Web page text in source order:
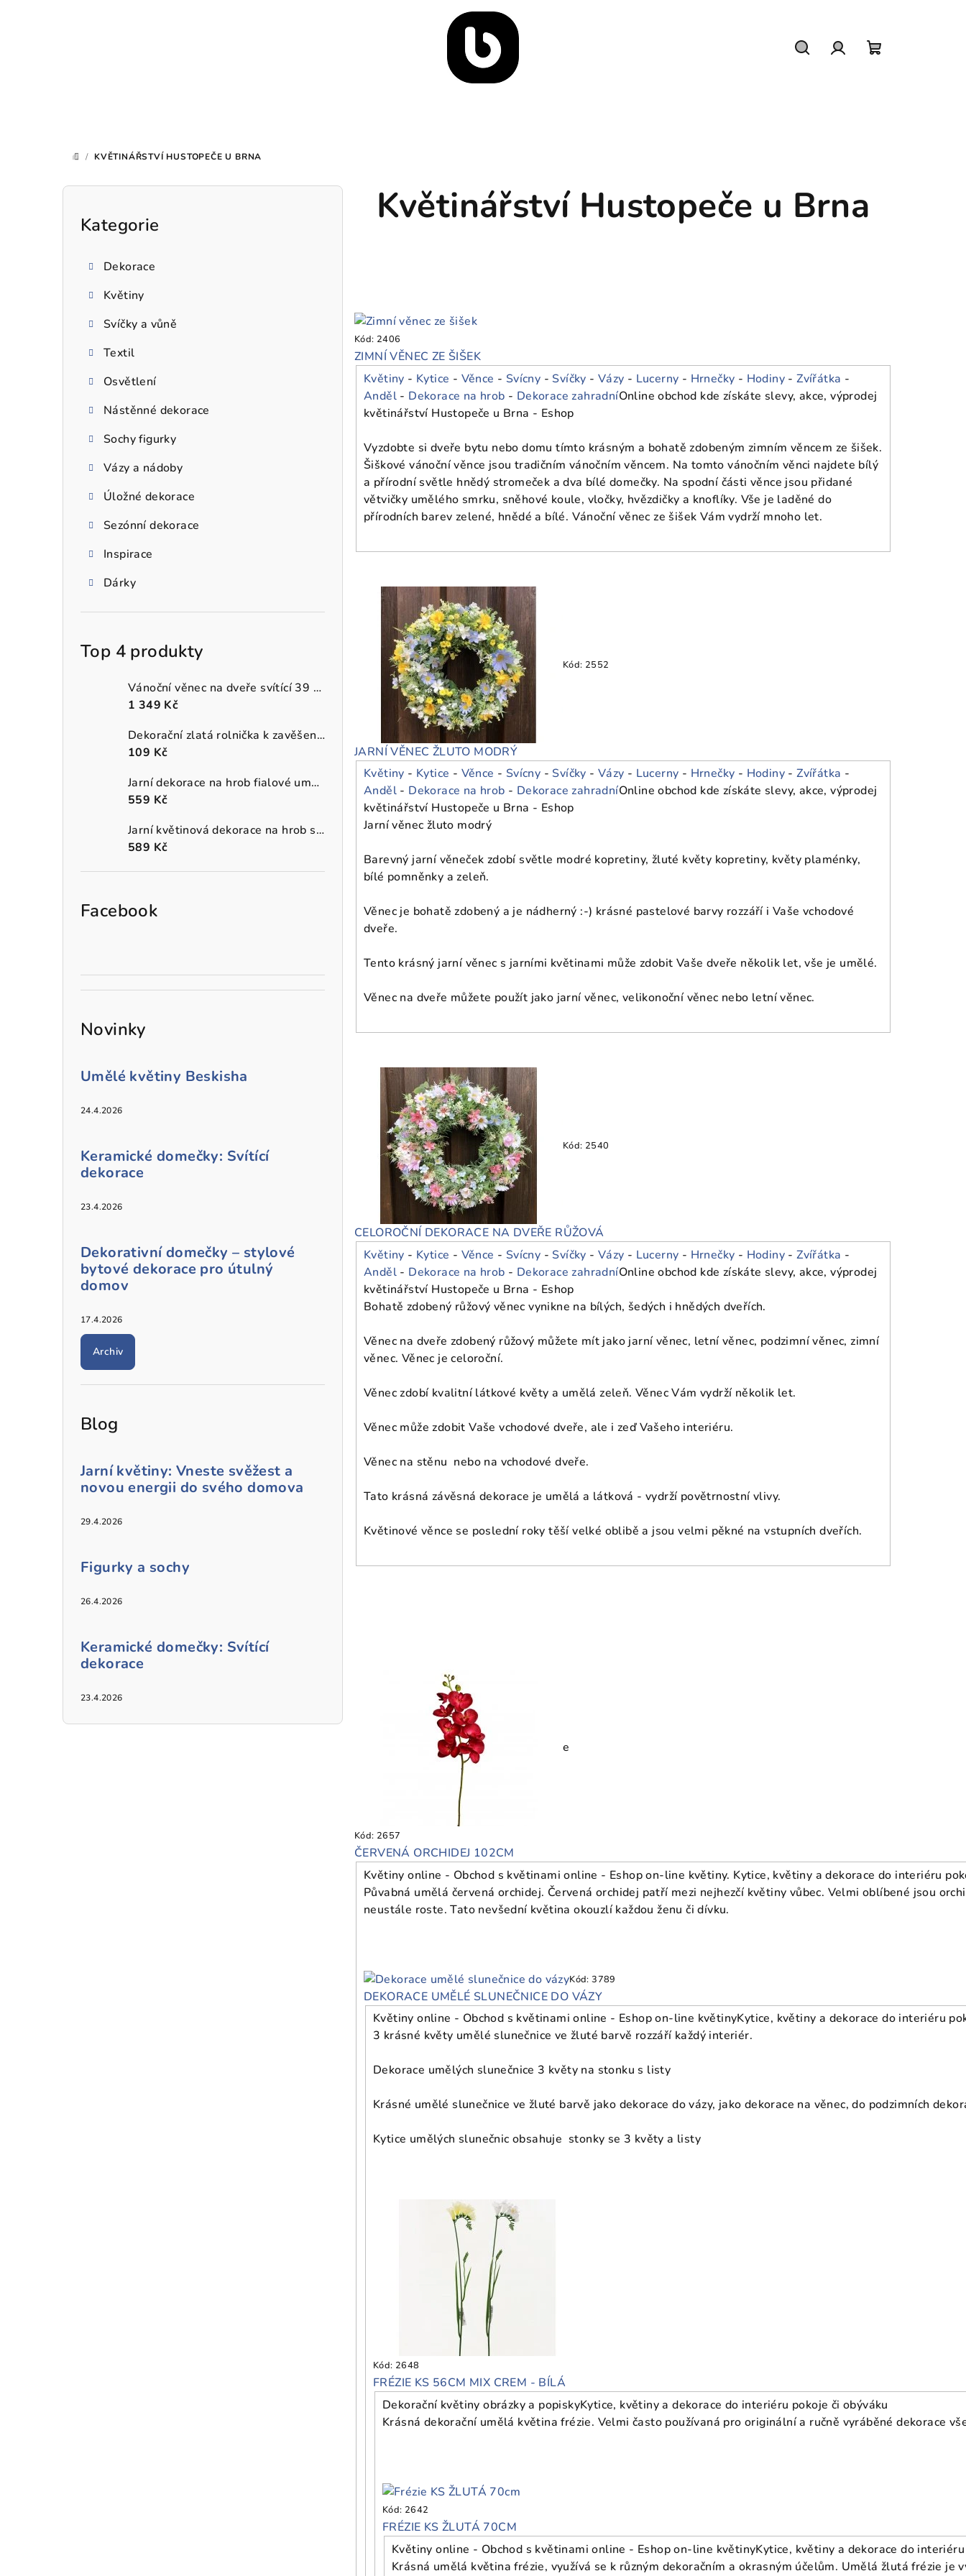
DOMŮ
/ KVĚTINÁŘSTVÍ HUSTOPEČE U BRNA
P
Přeskočit
Kategorie
Dekorace
Květiny
Svíčky a vůně
Textil
Osvětlení
Nástěnné dekorace
Sochy figurky
Vázy a nádoby
Úložné dekorace
Sezónní dekorace
Inspirace
Dárky
Top 4 produkty
Vánoční věnec na dveře svítící 39 cm
1 349 Kč
Dekorační zlatá rolnička k zavěšení 10 cm
109 Kč
Jarní dekorace na hrob fialové umělé macešky v šedém truhlíku
559 Kč
Jarní květinová dekorace na hrob s oranžovými maceškami
589 Kč
Facebook
Novinky
Umělé květiny Beskisha
24.4.2026
Keramické domečky: Svítící
dekorace
23.4.2026
Dekorativní domečky – stylové
bytové dekorace pro útulný
domov
17.4.2026
Archiv
Blog
Jarní květiny: Vneste svěžest a
novou energii do svého domova
29.4.2026
Figurky a sochy
26.4.2026
Keramické domečky: Svítící
dekorace
23.4.2026
Květinářství Hustopeče u Brna
Kód: 2406
ZIMNÍ VĚNEC ZE ŠIŠEK
Květiny - Kytice - Věnce - Svícny -Svíčky - Vázy - Lucerny - Hrnečky - Hodiny -Zvířátka -
Anděl - Dekorace na hrob - Dekorace zahradníOnline obchod kde získáte slevy, akce, výprodej
květinářství Hustopeče u Brna - Eshop
Vyzdobte si dveře bytu nebo domu tímto krásným a bohatě zdobeným zimním věncem ze šišek.
Šiškové vánoční věnce jsou tradičním vánočním věncem. Na tomto vánočním věnci najdete bílý
a přírodní světle hnědý stromeček a dva bílé domečky. Na spodní části věnce jsou přidané
větvičky umělého smrku, sněhové koule, vločky, hvězdičky a knoflíky. Vše je laděné do
přírodních barev zelené, hnědé a bílé. Vánoční věnec ze šišek Vám vydrží mnoho let.
Kód: 2552
JARNÍ VĚNEC ŽLUTO MODRÝ
Květiny - Kytice - Věnce - Svícny -Svíčky - Vázy - Lucerny - Hrnečky - Hodiny -Zvířátka -
Anděl - Dekorace na hrob - Dekorace zahradníOnline obchod kde získáte slevy, akce, výprodej
květinářství Hustopeče u Brna - Eshop
Jarní věnec žluto modrý
Barevný jarní věneček zdobí světle modré kopretiny, žluté květy kopretiny, květy plaménky,
bílé pomněnky a zeleň.
Věnec je bohatě zdobený a je nádherný :-) krásné pastelové barvy rozzáří i Vaše vchodové
dveře.
Tento krásný jarní věnec s jarními květinami může zdobit Vaše dveře několik let, vše je umělé.
Věnec na dveře můžete použít jako jarní věnec, velikonoční věnec nebo letní věnec.
Kód: 2540
CELOROČNÍ DEKORACE NA DVEŘE RŮŽOVÁ
Květiny - Kytice - Věnce - Svícny -Svíčky - Vázy - Lucerny - Hrnečky - Hodiny -Zvířátka -
Anděl - Dekorace na hrob - Dekorace zahradníOnline obchod kde získáte slevy, akce, výprodej
květinářství Hustopeče u Brna - Eshop
Bohatě zdobený růžový věnec vynikne na bílých, šedých i hnědých dveřích.
Věnec na dveře zdobený růžový můžete mít jako jarní věnec, letní věnec, podzimní věnec, zimní
věnec. Věnec je celoroční.
Věnec zdobí kvalitní látkové květy a umělá zeleň. Věnec Vám vydrží několik let.
Věnec může zdobit Vaše vchodové dveře, ale i zeď Vašeho interiéru.
Věnec na stěnu nebo na vchodové dveře.
Tato krásná závěsná dekorace je umělá a látková - vydrží povětrnostní vlivy.
Květinové věnce se poslední roky těší velké oblibě a jsou velmi pěkné na vstupních dveřích.
e
Kód: 2657
ČERVENÁ ORCHIDEJ 102CM
Květiny online - Obchod s květinami online - Eshop on-line květiny. Kytice, květiny a dekorace do interiéru
Půvabná umělá červená orchidej. Červená orchidej patří mezi nejhezčí květiny vůbec. Velmi oblíbené jsou
neustále roste. Tato nevšední květina okouzlí každou ženu či dívku.
Kód: 3789
DEKORACE UMĚLÉ SLUNEČNICE DO VÁZY
Květiny online - Obchod s květinami online - Eshop on-line květinyKytice, květiny a dekorace do interiéru
3 krásné květy umělé slunečnice ve žluté barvě rozzáří každý interiér.
Dekorace umělých slunečnice 3 květy na stonku s listy
Krásné umělé slunečnice ve žluté barvě jako dekorace do vázy, jako dekorace na věnec, do podzimních
Kytice umělých slunečnic obsahuje stonky se 3 květy a listy
Kód: 2648
FRÉZIE KS 56CM MIX CREM - BÍLÁ
Dekorační květiny obrázky a popiskyKytice, květiny a dekorace do interiéru pokoje či obýváku
Krásná dekorační umělá květina frézie. Velmi často používaná pro originální a ručně vyráběné dekorace
Kód: 2642
FRÉZIE KS ŽLUTÁ 70CM
Květiny online - Obchod s květinami online - Eshop on-line květinyKytice, květiny a dekorace do
Krásná umělá květina frézie, využívá se k různým dekoračním a okrasným účelům. Umělá žlutá frézie